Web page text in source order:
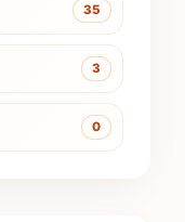
35
3
0